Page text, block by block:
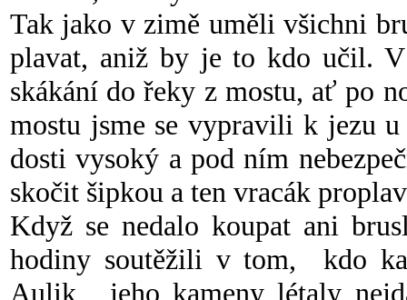
Tak jako v zimě uměli všichni
plavat, aniž by je to kdo učil.
skákání do řeky z mostu, ať po
mostu jsme se vypravili k jezu
dosti vysoký a pod ním
skočit šipkou a ten vracák
Když se nedalo koupat ani
hodiny soutěžili v tom, kdo
Aulik, jeho kameny létaly